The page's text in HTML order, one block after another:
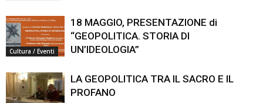
Cultura / Eventi
18 MAGGIO, PRESENTAZIONE di
“GEOPOLITICA. STORIA DI
UN’IDEOLOGIA”
LA GEOPOLITICA TRA IL SACRO E IL
PROFANO